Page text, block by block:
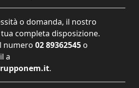
o domanda, il nostro
completa disposizione.
numero 02 89362545 o
a
.